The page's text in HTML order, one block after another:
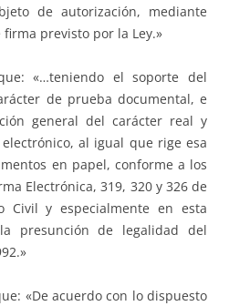
de autorización, mediante
previsto por la Ley.»
«…teniendo el soporte del
de prueba documental, e
general del carácter real y
al igual que rige esa
en papel, conforme a los
Electrónica, 319, 320 y 326 de
Civil y especialmente en esta
presunción de legalidad del
«De acuerdo con lo dispuesto